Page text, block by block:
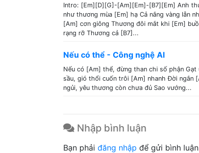
Intro: [Em][D][G]-[Am][Em]-[B7][Em] Anh
như thương mùa [Em] hạ Cả nắng vàng lẫn
[Am] cơn giông Thương đôi mắt khi [Em]
rạng rỡ Thương cả [B7]...
Nếu có thể - Công nghệ AI
Nếu có [Am] thể, đừng than chi số phận Gạt
sầu, gió thổi cuốn trôi [Am] nhanh Đời ngắn
ngủi, yêu thương còn chưa đủ Sao vướng...
Nhập bình luận
Bạn phải đăng nhập để gửi bình